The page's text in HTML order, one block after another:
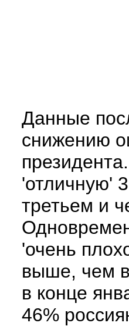
Данные
снижению
'отличную'
третьем и
'очень
выше, чем в
в конце
46%